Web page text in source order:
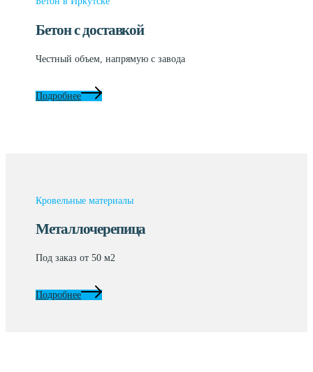
Бетон с доставкой
Честный объем, напрямую с завода
Подробнее
Кровельные материалы
Металлочерепица
Под заказ от 50 м2
Подробнее